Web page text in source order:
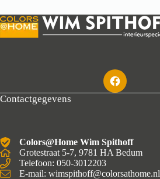
Contactgegevens
Colors@Home Wim Spithoff
Grotestraat 5-7, 9781 HA Bedum
Telefoon: 050-3012203
E-mail: wimspithoff@colorsathome.nl